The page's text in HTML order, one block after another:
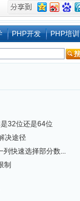
PHP开发 PHP培训
32位还是64位
决途径
列快速选择部分数...
制